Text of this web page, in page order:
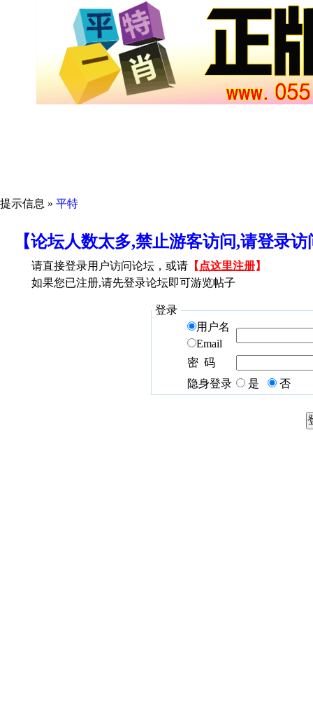
提示信息 » 平特
【论坛人数太多,禁止游客访问,请登录
请直接登录用户访问论坛，或请 【 点这里注册】
如果您已注册,请先登录论坛即可游览帖子
登录
用户名
Email
密 码
隐身登录
是 否